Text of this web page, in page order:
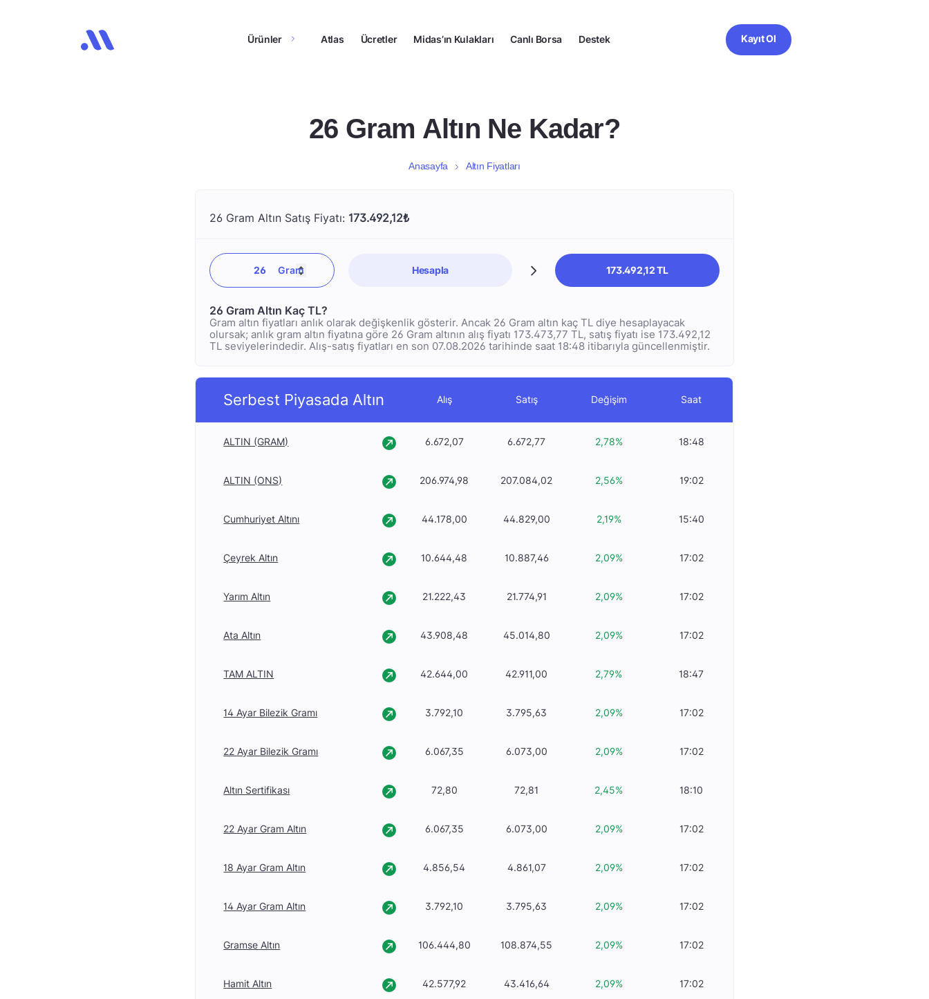
Ürünler Atlas Ücretler Midas’ın Kulakları Canlı Borsa Destek Kayıt Ol
26 Gram Altın Ne Kadar?
Anasayfa Altın Fiyatları
26 Gram Altın Satış Fiyatı: 173.492,12₺
Hesapla 173.492,12 TL
26 Gram Altın Kaç TL?
Gram altın fiyatları anlık olarak değişkenlik gösterir. Ancak 26 Gram altın kaç TL diye hesaplayacak
olursak; anlık gram altın fiyatına göre 26 Gram altının alış fiyatı 173.473,77 TL, satış fiyatı ise 173.492,12
TL seviyelerindedir. Alış-satış fiyatları en son 07.08.2026 tarihinde saat 18:48 itibarıyla güncellenmiştir.
Serbest Piyasada Altın Alış Satış Değişim Saat
ALTIN (GRAM) 6.672,07 6.672,77 2,78% 18:48
ALTIN (ONS) 206.974,98 207.084,02 2,56% 19:02
Cumhuriyet Altını 44.178,00 44.829,00 2,19% 15:40
Çeyrek Altın 10.644,48 10.887,46 2,09% 17:02
Yarım Altın 21.222,43 21.774,91 2,09% 17:02
Ata Altın 43.908,48 45.014,80 2,09% 17:02
TAM ALTIN 42.644,00 42.911,00 2,79% 18:47
14 Ayar Bilezik Gramı 3.792,10 3.795,63 2,09% 17:02
22 Ayar Bilezik Gramı 6.067,35 6.073,00 2,09% 17:02
Altın Sertifikası 72,80 72,81 2,45% 18:10
22 Ayar Gram Altın 6.067,35 6.073,00 2,09% 17:02
18 Ayar Gram Altın 4.856,54 4.861,07 2,09% 17:02
14 Ayar Gram Altın 3.792,10 3.795,63 2,09% 17:02
Gramse Altın 106.444,80 108.874,55 2,09% 17:02
Hamit Altın 42.577,92 43.416,64 2,09% 17:02